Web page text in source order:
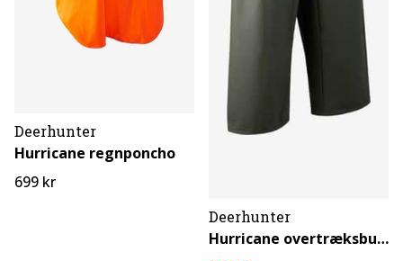
Deerhunter
Hurricane regnponcho
699 kr
Deerhunter
Hurricane overtræksbuks